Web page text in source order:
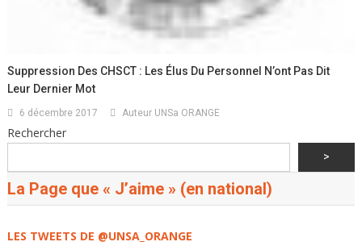
Suppression Des CHSCT : Les Élus Du Personnel N’ont Pas Dit
Leur Dernier Mot
6 décembre 2017 Auteur UNSa ORANGE
Rechercher
>
La Page que « J’aime » (en national)
LES TWEETS DE @UNSA_ORANGE